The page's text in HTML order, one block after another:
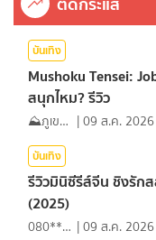
บันเทิง
Mushoku Tensei:
สนุกไหม? รีวิว
⛰️ภูเขาเล่าไปเรื่อย⛰️ |09 ส.ค. 2026
บันเทิง
รีวิวมินิซีรีส์จีน ชิงรัก
(2025)
080******* |09 ส.ค. 2026